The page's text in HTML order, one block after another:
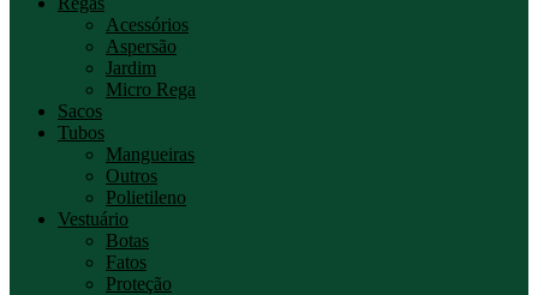
Acessórios
Aspersão
Jardim
Micro Rega
Sacos
Tubos
Mangueiras
Outros
Polietileno
Vestuário
Botas
Fatos
Proteção